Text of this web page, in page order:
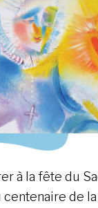
à la fête du
de